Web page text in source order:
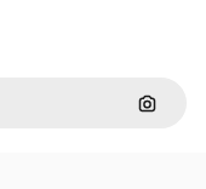
通過圖